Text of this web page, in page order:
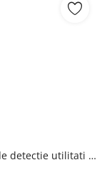
Scanner de detectie utilitati subterane / Georadar (GPR), Stream DP